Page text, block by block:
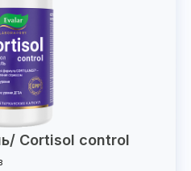
Cortisol control